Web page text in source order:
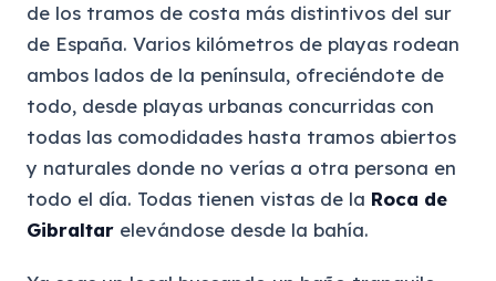
de los tramos de costa más distintivos del sur
de España. Varios kilómetros de playas rodean
ambos lados de la península, ofreciéndote de
todo, desde playas urbanas concurridas con
todas las comodidades hasta tramos abiertos
y naturales donde no verías a otra persona en
todo el día. Todas tienen vistas de la Roca de
Gibraltar elevándose desde la bahía.